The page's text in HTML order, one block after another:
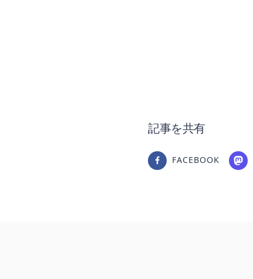
記事を共有
FACEBOOK